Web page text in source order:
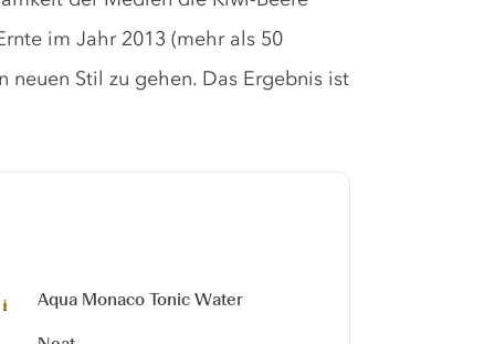
im Jahr 2013 (mehr als 50
neuen Stil zu gehen. Das Ergebnis ist
Aqua Monaco Tonic Water